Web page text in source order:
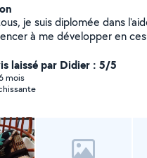
l'aide à domicile, je
à me développer en
jeux de mémoire ou autres,
ou multimédia, petits
ou sorties d'animaux,...)
pour les animaux
2022.
laissé par Didier : 5/5
mois